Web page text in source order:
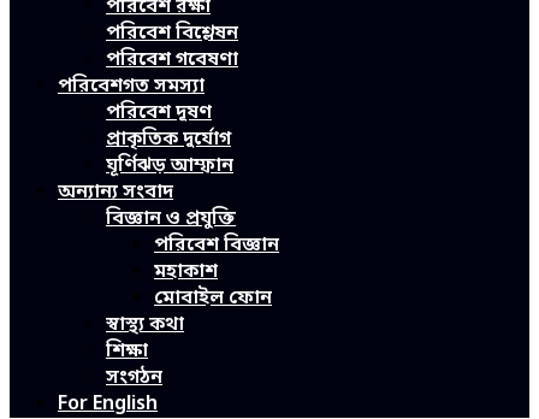
পরিবেশ রক্ষা
পরিবেশ বিশ্লেষন
পরিবেশ গবেষণা
পরিবেশগত সমস্যা
পরিবেশ দূষণ
প্রাকৃতিক দুর্যোগ
ঘূর্ণিঝড় আম্ফান
অন্যান্য সংবাদ
বিজ্ঞান ও প্রযুক্তি
পরিবেশ বিজ্ঞান
মহাকাশ
মোবাইল ফোন
স্বাস্থ্য কথা
শিক্ষা
সংগঠন
For English